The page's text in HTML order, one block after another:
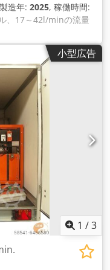
造年: 2025, 稼働時間:
、17～42l/minの流量
は3気筒の水冷式クボ
す。堅牢なフレームに
ススチールを採用。粉
ています。マシンの
パクトです。これは、
サイズです。フレーム
れています。また、
ケットと中央 の リフ
ため、持ち運びがとて
、Falch、Ham
、Uraca、Womaな
力 流量 CD25-170
CD25-350 350気圧
500 500bar 17Lpm
プ速度：1750rpm 駆
冷式 駆動モーター出
Dsdpfx
燃料消費量：5.7L/h
：1200mm x 800mm
小型広告
1 /3